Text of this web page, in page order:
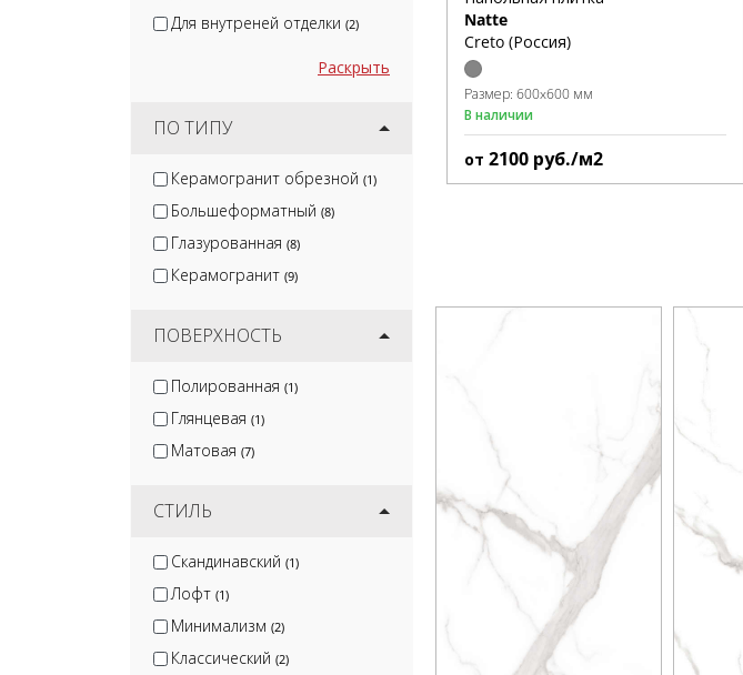
Для внутреней отделки (2)
Раскрыть
ПО ТИПУ
Керамогранит обрезной (1)
Большеформатный (8)
Глазурованная (8)
Керамогранит (9)
ПОВЕРХНОСТЬ
Полированная (1)
Глянцевая (1)
Матовая (7)
СТИЛЬ
Скандинавский (1)
Лофт (1)
Минимализм (2)
Классический (2)
Natte
Creto (Россия)
Размер: 600x600 мм
В наличии
от 2100 руб./м2